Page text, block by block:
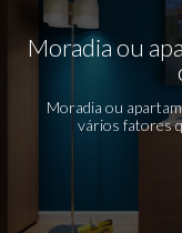
Moradia ou
Moradia ou
vários fatores